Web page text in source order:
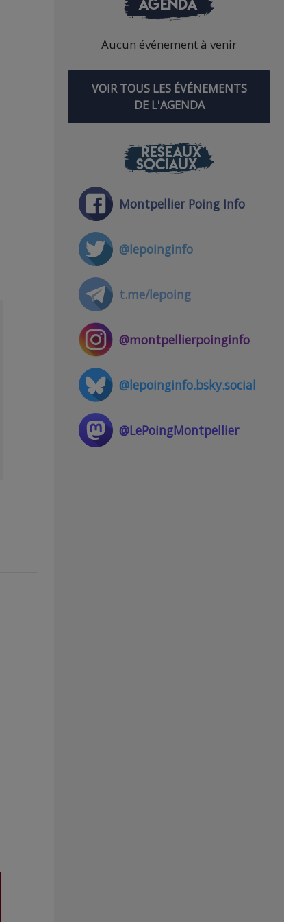
Aucun événement à venir
VOIR TOUS LES ÉVÉNEMENTS
DE L'AGENDA
RÉSEAUX
SOCIAUX
Montpellier Poing Info
@lepoinginfo
t.me/lepoing
@montpellierpoinginfo
@lepoinginfo.bsky.social
@LePoingMontpellier